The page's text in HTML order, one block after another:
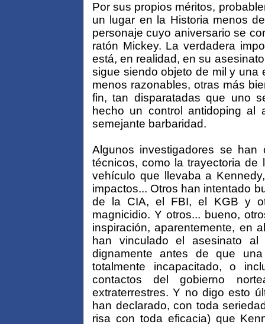
Por sus propios méritos,
un lugar en la Historia menos
personaje cuyo aniversario se
ratón Mickey. La verdadera
está, en realidad, en su
sigue siendo objeto de mil y una
menos razonables, otras más
fin, tan disparatadas que uno
hecho un control antidoping al
semejante barbaridad.
Algunos investigadores se han
técnicos, como la trayectoria de
vehículo que llevaba a
impactos... Otros han intentado
de la CIA, el FBI, el KGB y
magnicidio. Y otros... bueno,
inspiración, aparentemente, en
han vinculado el asesinato
dignamente antes de que
totalmente incapacitado, o
contactos del gobierno
extraterrestres. Y no digo esto
han declarado, con toda
risa con toda eficacia) que